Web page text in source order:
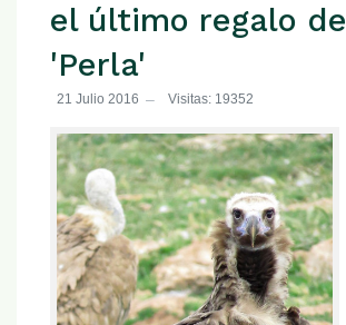
el último regalo de
'Perla'
21 Julio 2016 Visitas: 19352